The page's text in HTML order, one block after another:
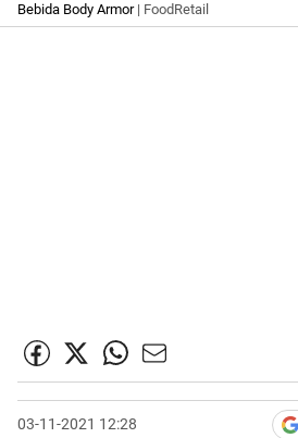
Bebida Body Armor| FoodRetail
03-11-2021 12:28